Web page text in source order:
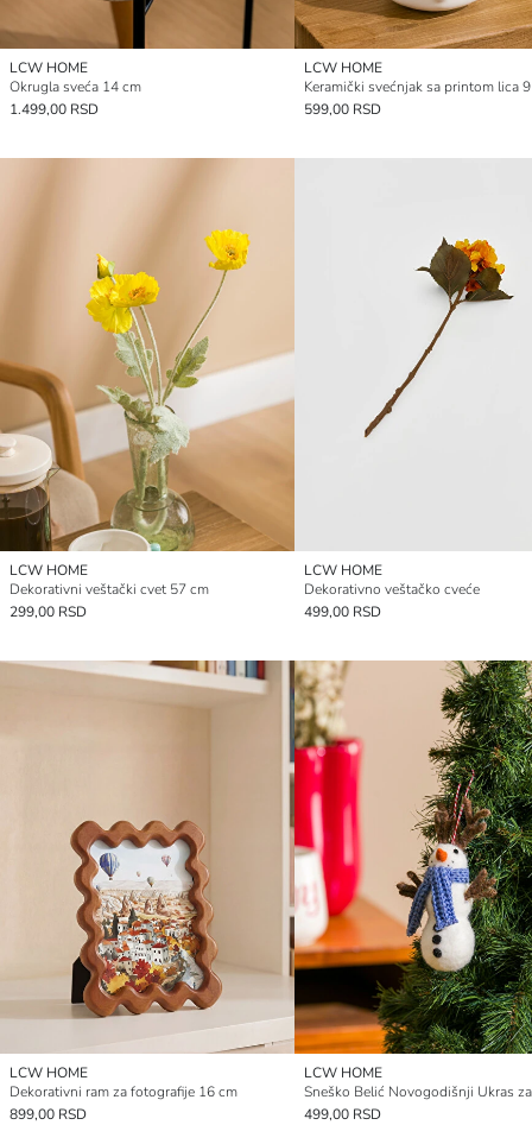
LCW HOME
Okrugla sveća 14 cm
1.499,00 RSD
LCW HOME
Keramički svećnjak sa printom lica
599,00 RSD
LCW HOME
Dekorativni veštački cvet 57 cm
299,00 RSD
LCW HOME
Dekorativno veštačko cveće
499,00 RSD
LCW HOME
Dekorativni ram za fotografije 16 cm
899,00 RSD
LCW HOME
499,00 RSD